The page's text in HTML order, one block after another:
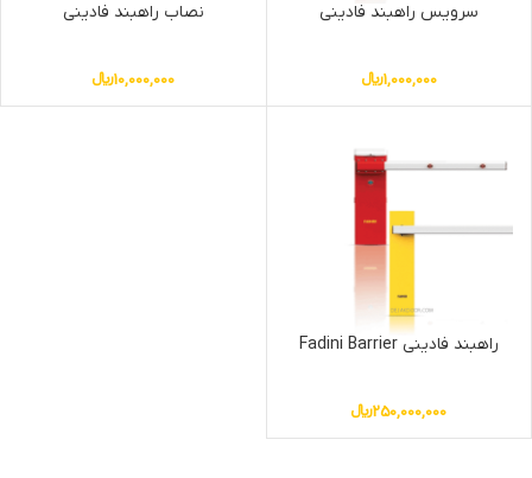
سرویس راهبند فادینی
1,000,000﷼
نصاب راهبند فادینی
10,000,000﷼
راهبند فادینی Fadini Barrier
250,000,000﷼